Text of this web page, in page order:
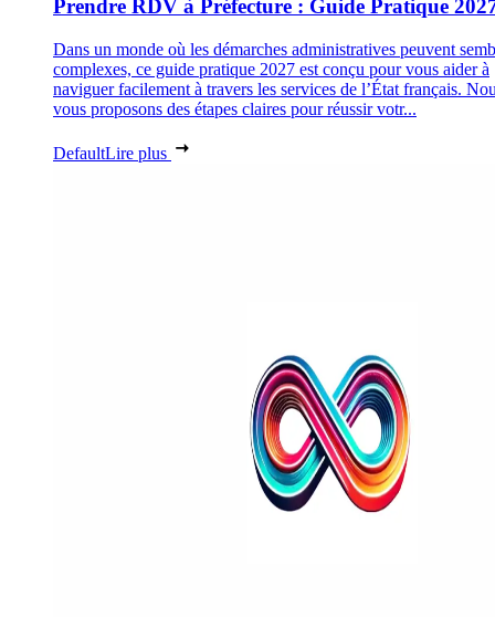
Prendre RDV à Préfecture : Guide Pratique
Dans un monde où les démarches administratives peuvent
complexes, ce guide pratique 2027 est conçu pour vous aider à
naviguer facilement à travers les services de l’État français.
vous proposons des étapes claires pour réussir votr...
DefaultLire plus